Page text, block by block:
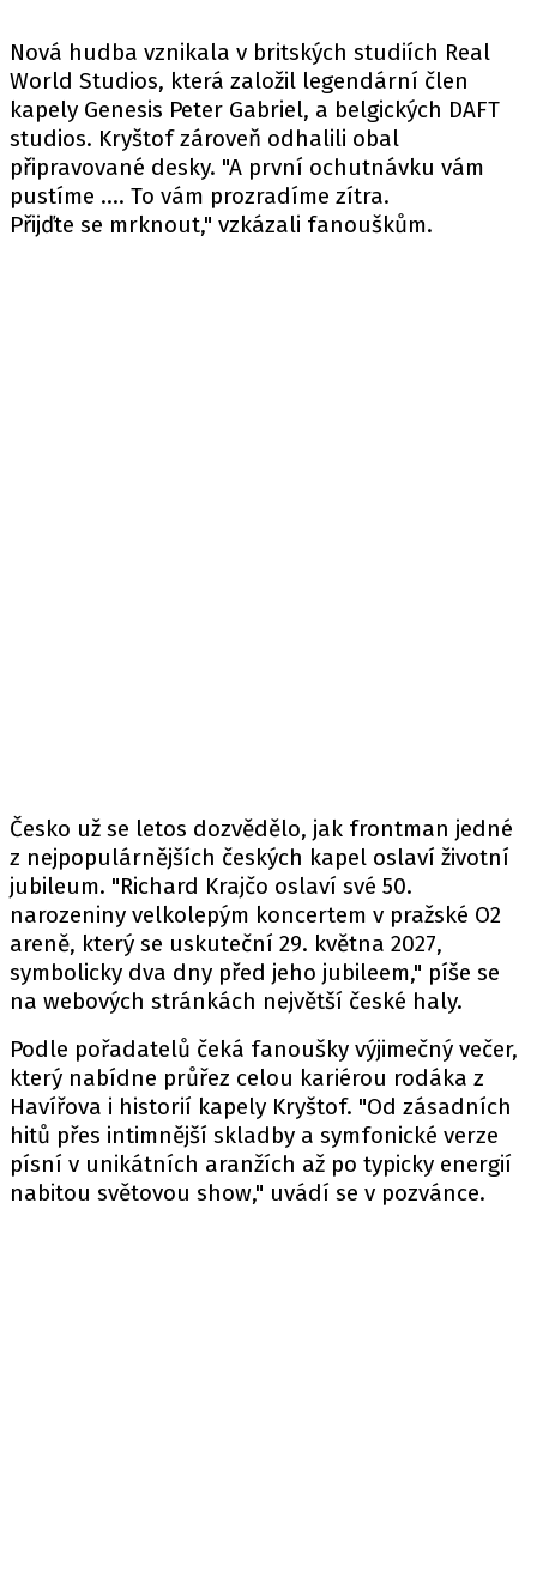
Nová hudba vznikala v britských studiích Real
World Studios, která založil legendární člen
kapely Genesis Peter Gabriel, a belgických DAFT
studios. Kryštof zároveň odhalili obal
připravované desky. "A první ochutnávku vám
pustíme …. To vám prozradíme zítra.
Přijďte se mrknout," vzkázali fanouškům.
Česko už se letos dozvědělo, jak frontman jedné
z nejpopulárnějších českých kapel oslaví životní
jubileum. "Richard Krajčo oslaví své 50.
narozeniny velkolepým koncertem v pražské O2
areně, který se uskuteční 29. května 2027,
symbolicky dva dny před jeho jubileem," píše se
na webových stránkách největší české haly.
Podle pořadatelů čeká fanoušky výjimečný večer,
který nabídne průřez celou kariérou rodáka z
Havířova i historií kapely Kryštof. "Od zásadních
hitů přes intimnější skladby a symfonické verze
písní v unikátních aranžích až po typicky energií
nabitou světovou show," uvádí se v pozvánce.